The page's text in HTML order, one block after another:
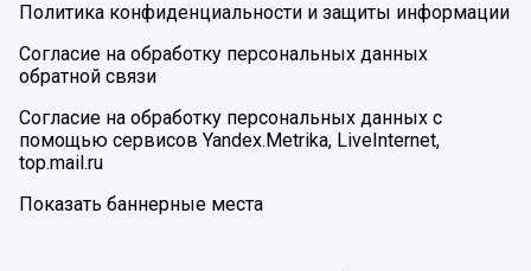
Политика конфиденциальности и защиты информации
Согласие на обработку персональных данных
обратной связи
Согласие на обработку персональных данных с
помощью сервисов Yandex.Metrika, LiveInternet,
top.mail.ru
Показать баннерные места